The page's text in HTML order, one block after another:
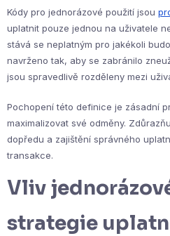
Kódy pro jednorázové použití jsou
uplatnit pouze jednou na uživatele
stává se neplatným pro jakékoli
navrženo tak, aby se zabránilo
jsou spravedlivě rozděleny mezi
Pochopení této definice je zásadní
maximalizovat své odměny.
dopředu a zajištění správného
transakce.
Vliv
strategie